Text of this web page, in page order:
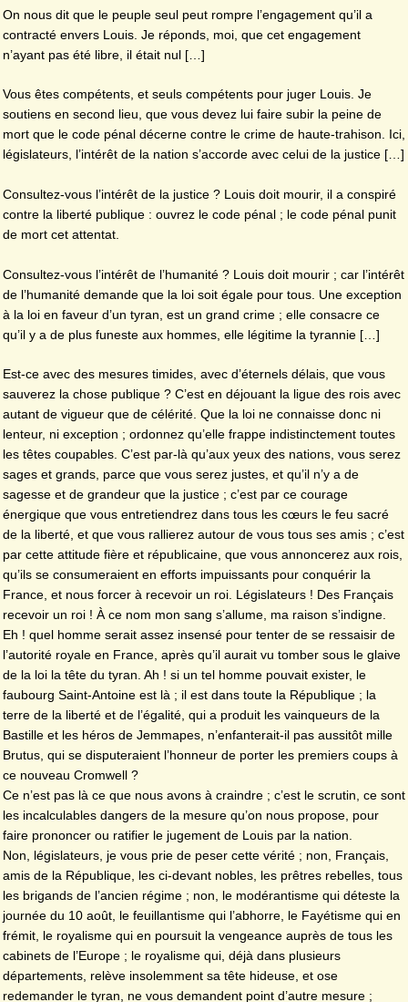
On nous dit que le peuple seul peut rompre l’engagement qu’il a
contracté envers Louis. Je réponds, moi, que cet engagement
n’ayant pas été libre, il était nul […]
Vous êtes compétents, et seuls compétents pour juger Louis. Je
soutiens en second lieu, que vous devez lui faire subir la peine de
mort que le code pénal décerne contre le crime de haute-trahison. Ici,
législateurs, l’intérêt de la nation s’accorde avec celui de la justice […]
Consultez-vous l’intérêt de la justice ? Louis doit mourir, il a conspiré
contre la liberté publique : ouvrez le code pénal ; le code pénal punit
de mort cet attentat.
Consultez-vous l’intérêt de l’humanité ? Louis doit mourir ; car l’intérêt
de l’humanité demande que la loi soit égale pour tous. Une exception
à la loi en faveur d’un tyran, est un grand crime ; elle consacre ce
qu’il y a de plus funeste aux hommes, elle légitime la tyrannie […]
Est-ce avec des mesures timides, avec d’éternels délais, que vous
sauverez la chose publique ? C’est en déjouant la ligue des rois avec
autant de vigueur que de célérité. Que la loi ne connaisse donc ni
lenteur, ni exception ; ordonnez qu’elle frappe indistinctement toutes
les têtes coupables. C’est par-là qu’aux yeux des nations, vous serez
sages et grands, parce que vous serez justes, et qu’il n’y a de
sagesse et de grandeur que la justice ; c’est par ce courage
énergique que vous entretiendrez dans tous les cœurs le feu sacré
de la liberté, et que vous rallierez autour de vous tous ses amis ; c’est
par cette attitude fière et républicaine, que vous annoncerez aux rois,
qu’ils se consumeraient en efforts impuissants pour conquérir la
France, et nous forcer à recevoir un roi. Législateurs ! Des Français
recevoir un roi ! À ce nom mon sang s’allume, ma raison s’indigne.
Eh ! quel homme serait assez insensé pour tenter de se ressaisir de
l’autorité royale en France, après qu’il aurait vu tomber sous le glaive
de la loi la tête du tyran. Ah ! si un tel homme pouvait exister, le
faubourg Saint-Antoine est là ; il est dans toute la République ; la
terre de la liberté et de l’égalité, qui a produit les vainqueurs de la
Bastille et les héros de Jemmapes, n’enfanterait-il pas aussitôt mille
Brutus, qui se disputeraient l’honneur de porter les premiers coups à
ce nouveau Cromwell ?
Ce n’est pas là ce que nous avons à craindre ; c’est le scrutin, ce sont
les incalculables dangers de la mesure qu’on nous propose, pour
faire prononcer ou ratifier le jugement de Louis par la nation.
Non, législateurs, je vous prie de peser cette vérité ; non, Français,
amis de la République, les ci-devant nobles, les prêtres rebelles, tous
les brigands de l’ancien régime ; non, le modérantisme qui déteste la
journée du 10 août, le feuillantisme qui l’abhorre, le Fayétisme qui en
frémit, le royalisme qui en poursuit la vengeance auprès de tous les
cabinets de l’Europe ; le royalisme qui, déjà dans plusieurs
départements, relève insolemment sa tête hideuse, et ose
redemander le tyran, ne vous demandent point d’autre mesure ;